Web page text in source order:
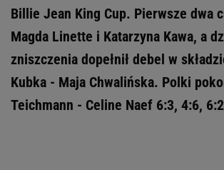
Billie Jean King Cup. Pierwsze dwa
Magda Linette i Katarzyna Kawa, a
zniszczenia dopełnił debel w
Kubka - Maja Chwalińska. Polki
Teichmann - Celine Naef 6:3, 4:6,